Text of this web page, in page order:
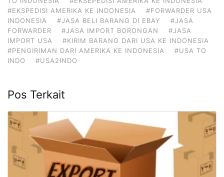
#EKSPEDISI AMERIKA KE INDONESIA
#FORWARDER USA
INDONESIA
#JASA BELI BARANG DI EBAY
#JASA
FORWARDER
#JASA IMPORT BORONGAN
#JASA
IMPORT USA
#KIRIM BARANG DARI USA KE INDONESIA
#PENGIRIMAN DARI AMERIKA KE INDONESIA
#USA TO
INDO
#USA2INDO
Pos Terkait